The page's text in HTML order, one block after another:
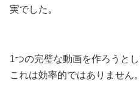
実でした。
1つの完璧な動画を作ろうとし
これは効率的ではありません。